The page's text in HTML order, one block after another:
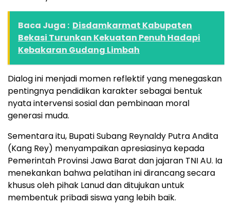
Baca Juga : Disdamkarmat Kabupaten
Bekasi Turunkan Kekuatan Penuh Hadapi
Kebakaran Gudang Limbah
Dialog ini menjadi momen reflektif yang menegaskan
pentingnya pendidikan karakter sebagai bentuk
nyata intervensi sosial dan pembinaan moral
generasi muda.
Sementara itu, Bupati Subang Reynaldy Putra Andita
(Kang Rey) menyampaikan apresiasinya kepada
Pemerintah Provinsi Jawa Barat dan jajaran TNI AU. Ia
menekankan bahwa pelatihan ini dirancang secara
khusus oleh pihak Lanud dan ditujukan untuk
membentuk pribadi siswa yang lebih baik.